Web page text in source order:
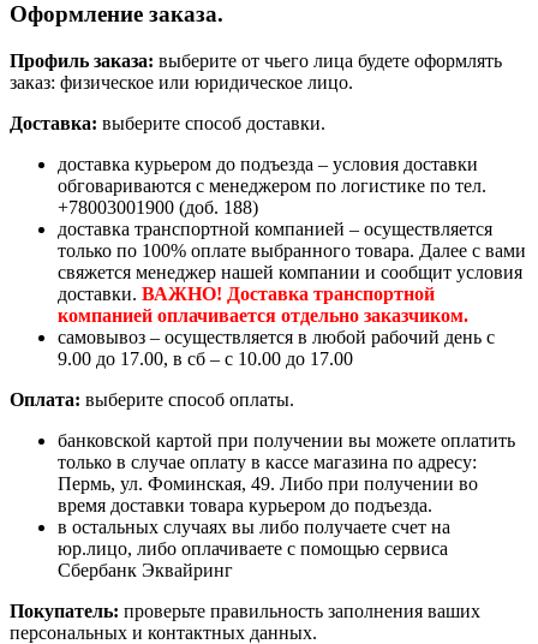
Оформление заказа.
Профиль заказа: выберите от чьего лица будете оформлять
заказ: физическое или юридическое лицо.
Доставка: выберите способ доставки.
доставка курьером до подъезда – условия доставки
обговариваются с менеджером по логистике по тел.
+78003001900 (доб. 188)
доставка транспортной компанией – осуществляется
только по 100% оплате выбранного товара. Далее с вами
свяжется менеджер нашей компании и сообщит условия
доставки. ВАЖНО! Доставка транспортной
компанией оплачивается отдельно заказчиком.
самовывоз – осуществляется в любой рабочий день с
9.00 до 17.00, в сб – с 10.00 до 17.00
Оплата: выберите способ оплаты.
банковской картой при получении вы можете оплатить
только в случае оплату в кассе магазина по адресу:
Пермь, ул. Фоминская, 49. Либо при получении во
время доставки товара курьером до подъезда.
в остальных случаях вы либо получаете счет на
юр.лицо, либо оплачиваете с помощью сервиса
Сбербанк Эквайринг
Покупатель: проверьте правильность заполнения ваших
персональных и контактных данных.